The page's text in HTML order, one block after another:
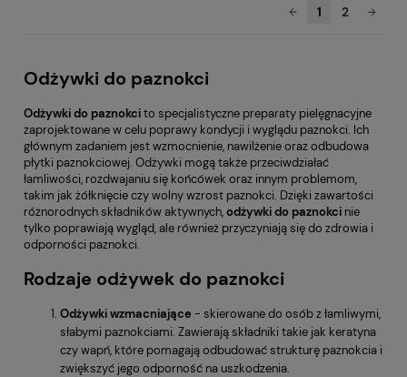
1 2
Odżywki do paznokci
Odżywki do paznokcito specjalistyczne preparaty pielęgnacyjne
zaprojektowane w celu poprawy kondycji i wyglądu paznokci. Ich
głównym zadaniem jest wzmocnienie, nawilżenie oraz odbudowa
płytki paznokciowej. Odżywki mogą także przeciwdziałać
łamliwości, rozdwajaniu się końcówek oraz innym problemom,
takim jak żółknięcie czy wolny wzrost paznokci. Dzięki zawartości
różnorodnych składników aktywnych,odżywki do paznokci nie
tylko poprawiają wygląd, ale również przyczyniają się do zdrowia i
odporności paznokci.
Rodzaje odżywek do paznokci
Odżywkiwzmacniające- skierowane do osób z łamliwymi,
słabymi paznokciami. Zawierają składniki takie jak keratyna
czy wapń, które pomagają odbudować strukturę paznokcia i
zwiększyć jego odporność na uszkodzenia.